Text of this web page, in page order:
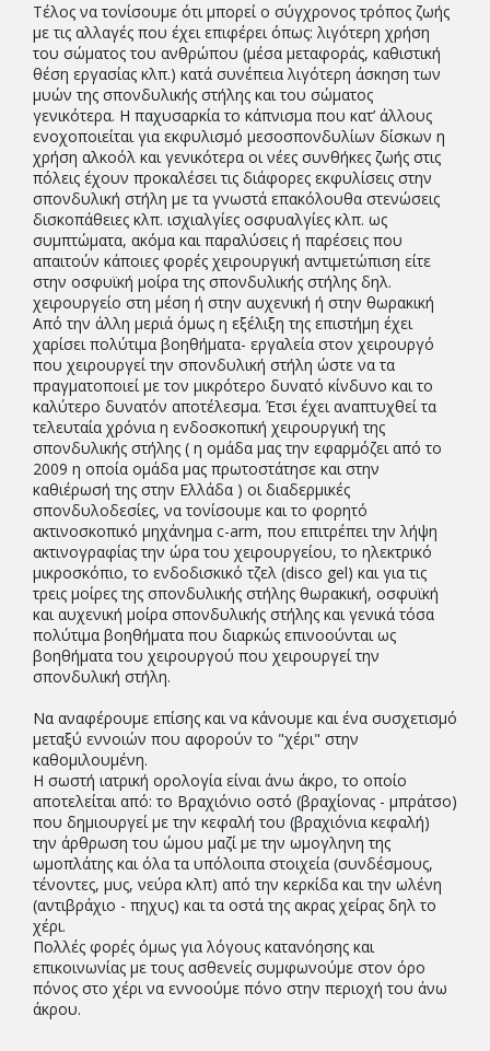
Τέλος να τονίσουμε ότι μπορεί ο σύγχρονος τρόπος ζωής
με τις αλλαγές που έχει επιφέρει όπως: λιγότερη χρήση
του σώματος του ανθρώπου (μέσα μεταφοράς, καθιστική
θέση εργασίας κλπ.) κατά συνέπεια λιγότερη άσκηση των
μυών της σπονδυλικής στήλης και του σώματος
γενικότερα. Η παχυσαρκία το κάπνισμα που κατ’ άλλους
ενοχοποιείται για εκφυλισμό μεσοσπονδυλίων δίσκων η
χρήση αλκοόλ και γενικότερα οι νέες συνθήκες ζωής στις
πόλεις έχουν προκαλέσει τις διάφορες εκφυλίσεις στην
σπονδυλική στήλη με τα γνωστά επακόλουθα στενώσεις
δισκοπάθειες κλπ. ισχιαλγίες οσφυαλγίες κλπ. ως
συμπτώματα, ακόμα και παραλύσεις ή παρέσεις που
απαιτούν κάποιες φορές χειρουργική αντιμετώπιση είτε
στην οσφυϊκή μοίρα της σπονδυλικής στήλης δηλ.
χειρουργείο στη μέση ή στην αυχενική ή στην θωρακική
Από την άλλη μεριά όμως η εξέλιξη της επιστήμη έχει
χαρίσει πολύτιμα βοηθήματα- εργαλεία στον χειρουργό
που χειρουργεί την σπονδυλική στήλη ώστε να τα
πραγματοποιεί με τον μικρότερο δυνατό κίνδυνο και το
καλύτερο δυνατόν αποτέλεσμα. Έτσι έχει αναπτυχθεί τα
τελευταία χρόνια η ενδοσκοπική χειρουργική της
σπονδυλικής στήλης ( η ομάδα μας την εφαρμόζει από το
2009 η οποία ομάδα μας πρωτοστάτησε και στην
καθιέρωσή της στην Ελλάδα ) οι διαδερμικές
σπονδυλοδεσίες, να τονίσουμε και το φορητό
ακτινοσκοπικό μηχάνημα c-arm, που επιτρέπει την λήψη
ακτινογραφίας την ώρα του χειρουργείου, το ηλεκτρικό
μικροσκόπιο, το ενδοδισκικό τζελ (disco gel) και για τις
τρεις μοίρες της σπονδυλικής στήλης θωρακική, οσφυϊκή
και αυχενική μοίρα σπονδυλικής στήλης και γενικά τόσα
πολύτιμα βοηθήματα που διαρκώς επινοούνται ως
βοηθήματα του χειρουργού που χειρουργεί την
σπονδυλική στήλη.
Να αναφέρουμε επίσης και να κάνουμε και ένα συσχετισμό
μεταξύ εννοιών που αφορούν το "χέρι" στην
καθομιλουμένη.
Η σωστή ιατρική ορολογία είναι άνω άκρο, το οποίο
αποτελείται από: το Βραχιόνιο οστό (βραχίονας - μπράτσο)
που δημιουργεί με την κεφαλή του (βραχιόνια κεφαλή)
την άρθρωση του ώμου μαζί με την ωμογληνη της
ωμοπλάτης και όλα τα υπόλοιπα στοιχεία (συνδέσμους,
τένοντες, μυς, νεύρα κλπ) από την κερκίδα και την ωλένη
(αντιβράχιο - πηχυς) και τα οστά της ακρας χείρας δηλ το
χέρι.
Πολλές φορές όμως για λόγους κατανόησης και
επικοινωνίας με τους ασθενείς συμφωνούμε στον όρο
πόνος στο χέρι να εννοούμε πόνο στην περιοχή του άνω
άκρου.